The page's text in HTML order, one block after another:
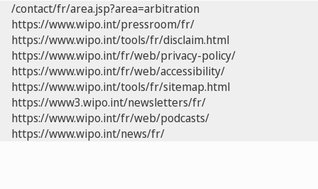
/contact/fr/area.jsp?area=arbitration
https://www.wipo.int/pressroom/fr/
https://www.wipo.int/tools/fr/disclaim.html
https://www.wipo.int/fr/web/privacy-policy/
https://www.wipo.int/fr/web/accessibility/
https://www.wipo.int/tools/fr/sitemap.html
https://www3.wipo.int/newsletters/fr/
https://www.wipo.int/fr/web/podcasts/
https://www.wipo.int/news/fr/